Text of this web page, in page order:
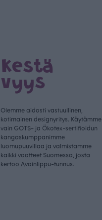
Kestä
vyys
Olemme aidosti vastuullinen,
kotimainen designyritys. Käytämme
vain GOTS- ja Ökotex-sertifioidun
kangaskumppanimme
luomupuuvillaa ja valmistamme
kaikki vaatteet Suomessa, josta
kertoo Avainlippu-tunnus.